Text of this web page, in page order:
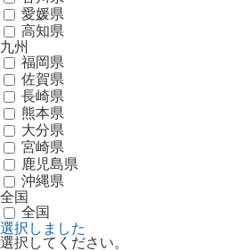
愛媛県
高知県
九州
福岡県
佐賀県
長崎県
熊本県
大分県
宮崎県
鹿児島県
沖縄県
全国
全国
選択しました
選択してください。